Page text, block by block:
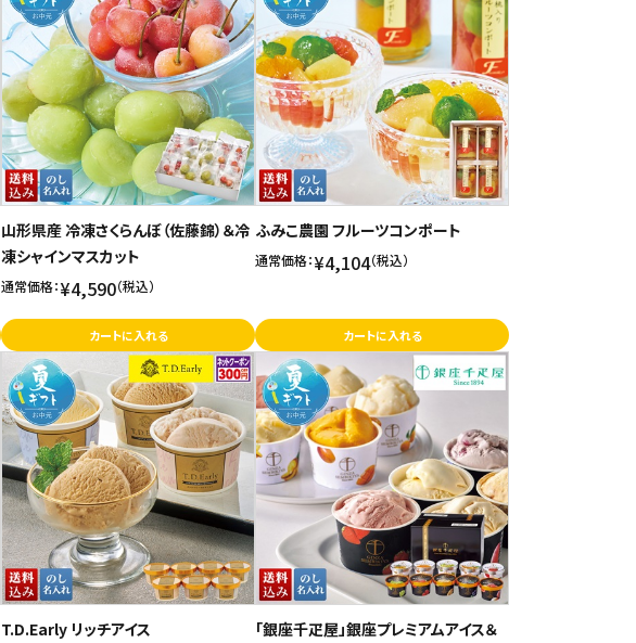
山形県産 冷凍さくらんぼ（佐藤錦）＆冷
凍シャインマスカット
通常価格：¥4,590（税込）
カートに入れる
ふみこ農園 フルーツコンポート
通常価格：¥4,104（税込）
カートに入れる
T.D.Early リッチアイス
「銀座千疋屋」銀座プレミアムアイス＆